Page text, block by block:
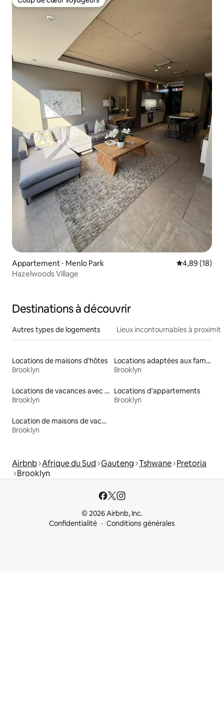
Coup de cœur voyageurs
Appartement ⋅ Menlo Park Évaluation
4,89 (18)
Hazelwoods Village
Destinations à découvrir
Autres types de logements Lieux incontournables à
Locations de maisons d'hôtes
Brooklyn
Locations adaptées aux familles
Brooklyn
Locations de vacances avec piscine
Brooklyn
Locations d'appartements
Brooklyn
Location de maisons de vacances
Brooklyn
Airbnb Afrique du Sud Gauteng Tshwane Pretoria
Brooklyn
© 2026 Airbnb, Inc.
Confidentialité
Conditions générales